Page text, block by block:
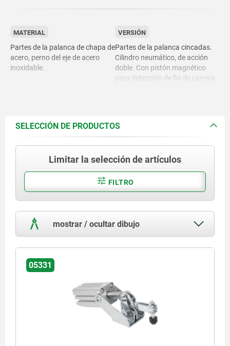
MATERIAL
Partes de la palanca de chapa de
acero, perno del eje de acero
inoxidable.
VERSIÓN
Partes de la palanca cincadas.
Cilindro neumático, de acción
doble. Con pistón magnético
para detección de fin de carrera.
SELECCIÓN DE PRODUCTOS
Limitar la selección de artículos
FILTRO
mostrar / ocultar dibujo
05331